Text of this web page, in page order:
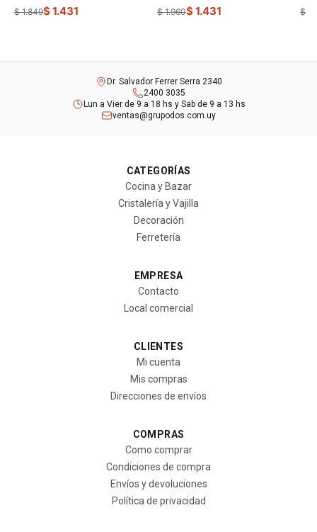
$ 1.849$ 1.431 $ 1.960$ 1.431 $
Dr. Salvador Ferrer Serra 2340
2400 3035
Lun a Vier de 9 a 18 hs y Sab de 9 a 13 hs
ventas@grupodos.com.uy
CATEGORÍAS
Cocina y Bazar
Cristalería y Vajilla
Decoración
Ferretería
EMPRESA
Contacto
Local comercial
CLIENTES
Mi cuenta
Mis compras
Direcciones de envíos
COMPRAS
Como comprar
Condiciones de compra
Envíos y devoluciones
Política de privacidad